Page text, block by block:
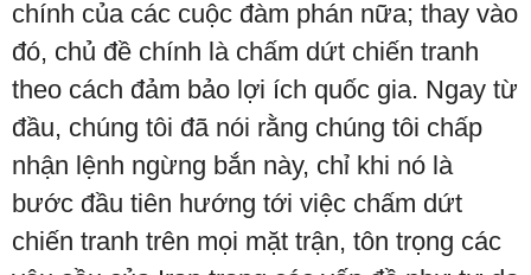
chính của các cuộc đàm phán nữa; thay vào
đó, chủ đề chính là chấm dứt chiến tranh
theo cách đảm bảo lợi ích quốc gia. Ngay từ
đầu, chúng tôi đã nói rằng chúng tôi chấp
nhận lệnh ngừng bắn này, chỉ khi nó là
bước đầu tiên hướng tới việc chấm dứt
chiến tranh trên mọi mặt trận, tôn trọng các